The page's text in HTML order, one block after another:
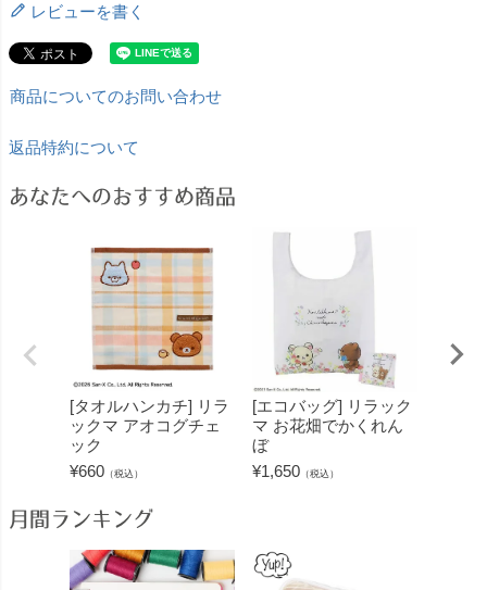
レビューを書く
商品についてのお問い合わせ
返品特約について
あなたへのおすすめ商品
[タオルハンカチ] リラ
ックマ アオコグチェ
ック
¥660 （税込）
[エコバッグ] リラック
マ お花畑でかくれん
ぼ
¥1,650 （税込）
月間ランキング